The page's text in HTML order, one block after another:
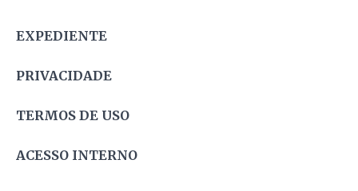
EXPEDIENTE
PRIVACIDADE
TERMOS DE USO
ACESSO INTERNO